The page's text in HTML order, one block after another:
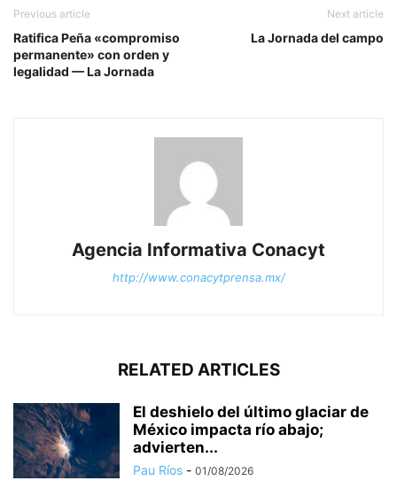
Previous article
Ratifica Peña «compromiso
permanente» con orden y
legalidad — La Jornada
Next article
La Jornada del campo
Agencia Informativa Conacyt
http://www.conacytprensa.mx/
RELATED ARTICLES
El deshielo del último glaciar de
México impacta río abajo;
advierten...
Pau Ríos - 01/08/2026